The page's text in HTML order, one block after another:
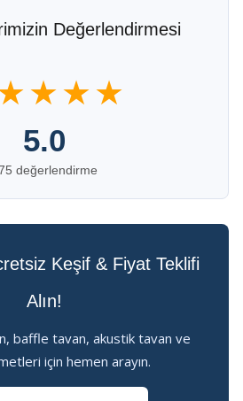
Değerlendirmesi
5.0
değerlendirme
Keşif & Fiyat Teklifi
Alın!
baffle tavan, akustik tavan ve
için hemen arayın.